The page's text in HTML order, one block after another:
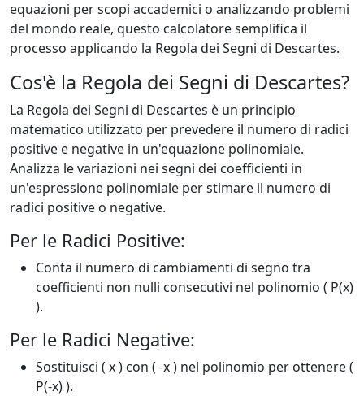
equazioni per scopi accademici o analizzando problemi
del mondo reale, questo calcolatore semplifica il
processo applicando la Regola dei Segni di Descartes.
Cos'è la Regola dei Segni di Descartes?
La Regola dei Segni di Descartes è un principio
matematico utilizzato per prevedere il numero di radici
positive e negative in un'equazione polinomiale.
Analizza le variazioni nei segni dei coefficienti in
un'espressione polinomiale per stimare il numero di
radici positive o negative.
Per le Radici Positive:
Conta il numero di cambiamenti di segno tra
coefficienti non nulli consecutivi nel polinomio ( P(x)
).
Per le Radici Negative:
Sostituisci ( x ) con ( -x ) nel polinomio per ottenere (
P(-x) ).